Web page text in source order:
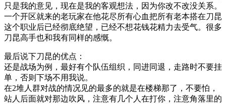
只是我的意见，现在是我的客观想法，因为你改不改没关系。
一个开区就来的老玩家在他花尽所有心血把所有老本搭在刀昆
这个职业后已经彻底绝望，已经不想花钱花精力去受气。很多
刀昆高手也和我有同样的感慨。
最后说下刀昆的优点：
还是战场为例，最好有个队伍组织，同进同退，走路时不要挂
单，否则下场不用我说。
在2堆人群对战的情况见的最多的就是在楼梯那了，不要怕，
站人后面就对那边吹风，注意有几个人在打你，注意角落里的